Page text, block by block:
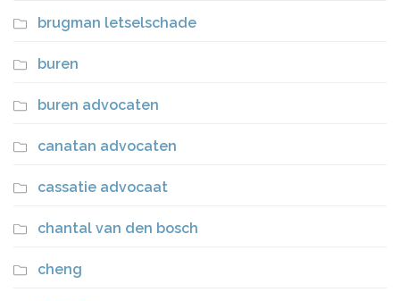
brugman letselschade
buren
buren advocaten
canatan advocaten
cassatie advocaat
chantal van den bosch
cheng